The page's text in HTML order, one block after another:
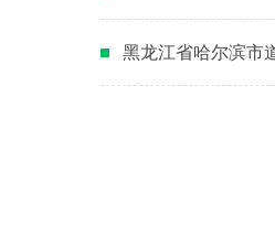
黑龙江省哈尔滨市